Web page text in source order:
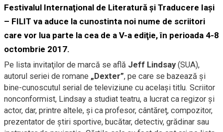
Festivalul Internaţional de Literatură şi Traducere Iaşi
– FILIT va aduce la cunostinta noi nume de scriitori
care vor lua parte la cea de a V-a ediţie, în perioada 4-8
octombrie 2017.
Pe lista invitaţilor de marcă se află Jeff Lindsay(SUA),
autorul seriei de romane „Dexter”, pe care se bazează şi
bine-cunoscutul serial de televiziune cu acelaşi titlu. Scriitor
nonconformist, Lindsay a studiat teatru, a lucrat ca regizor și
actor, dar, printre altele, și ca profesor, cântăreț, compozitor,
prezentator de știri sportive, bucătar, detectiv, grădinar sau